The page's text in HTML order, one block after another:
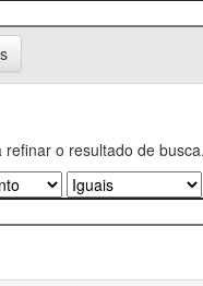
refinar o resultado de busca.